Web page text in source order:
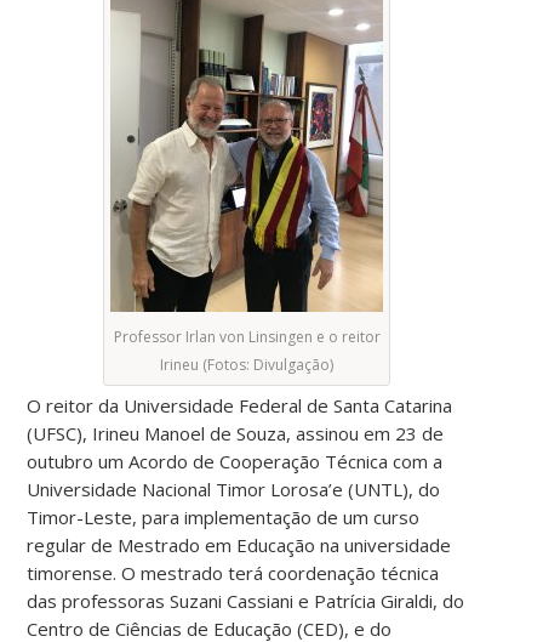
Professor Irlan von Linsingen e o reitor
Irineu (Fotos: Divulgação)
O reitor da Universidade Federal de Santa Catarina
(UFSC), Irineu Manoel de Souza, assinou em 23 de
outubro um Acordo de Cooperação Técnica com a
Universidade Nacional Timor Lorosa’e (UNTL), do
Timor-Leste, para implementação de um curso
regular de Mestrado em Educação na universidade
timorense. O mestrado terá coordenação técnica
das professoras Suzani Cassiani e Patrícia Giraldi, do
Centro de Ciências de Educação (CED), e do